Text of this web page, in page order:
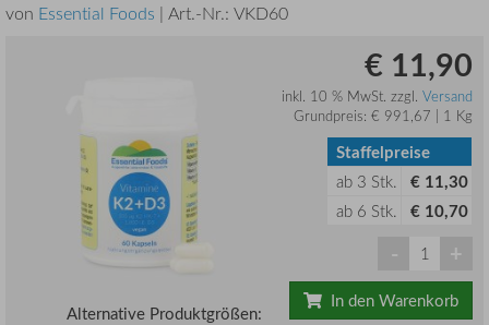
von Essential Foods | Art.-Nr.: VKD60
€ 11,90
inkl. 10 % MwSt. zzgl. Versand
Grundpreis: € 991,67 | 1 Kg
Staffelpreise
ab 3 Stk. € 11,30
ab 6 Stk. € 10,70
- +
In den Warenkorb
Alternative Produktgrößen: